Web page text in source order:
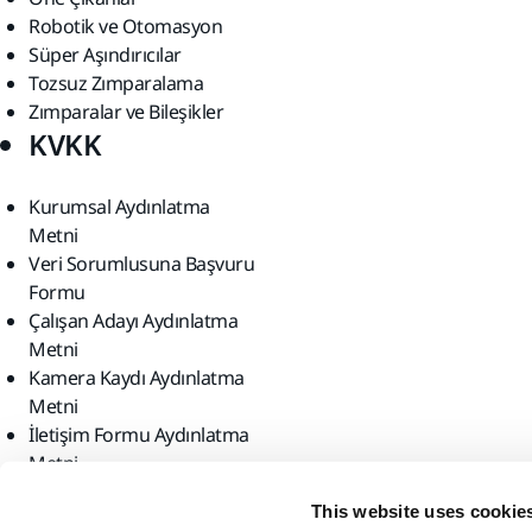
This website uses
Robotik ve Otomasyon
Süper Aşındırıcılar
Tozsuz Zımparalama
Zımparalar ve Bileşikler
KVKK
Kurumsal Aydınlatma
Metni
Veri Sorumlusuna Başvuru
Formu
Çalışan Adayı Aydınlatma
Metni
Kamera Kaydı Aydınlatma
Metni
İletişim Formu Aydınlatma
Metni